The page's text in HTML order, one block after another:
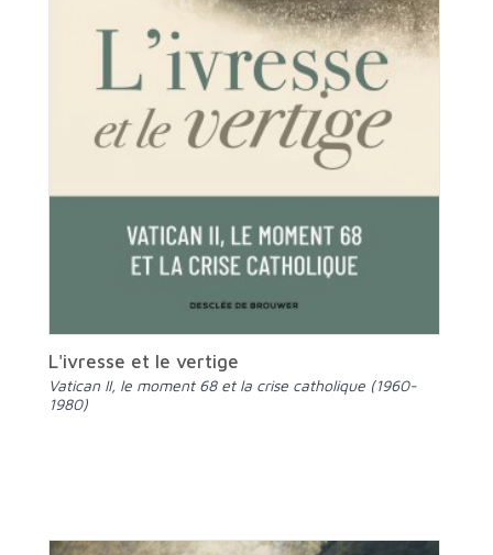
L'ivresse et le vertige
Vatican II, le moment 68 et la crise catholique (1960-
1980)